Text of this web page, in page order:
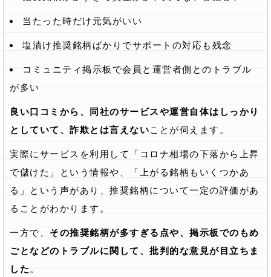
当たった時だけ元気がいい
塩漬け推奨銘柄ばかりでサポートの対応も残念
コミュニティ掲示板で会員と運営者側とのトラブル
が多い
良い口コミから、同社のサービスや運営自体はしっかり
としていて、詐欺とは言えないことが伺えます。
実際にサービスを利用して「コロナ相場の下落から上昇
で儲けた」という情報や、「上がる銘柄もいくつかあ
る」という声があり、推奨銘柄について一定の評価があ
ることがわかります。
一方で、 その推奨銘柄が多すぎる点や、掲示板でのもめ
ごとなどのトラブルに関して、批判的な意見が目立ちま
した 。